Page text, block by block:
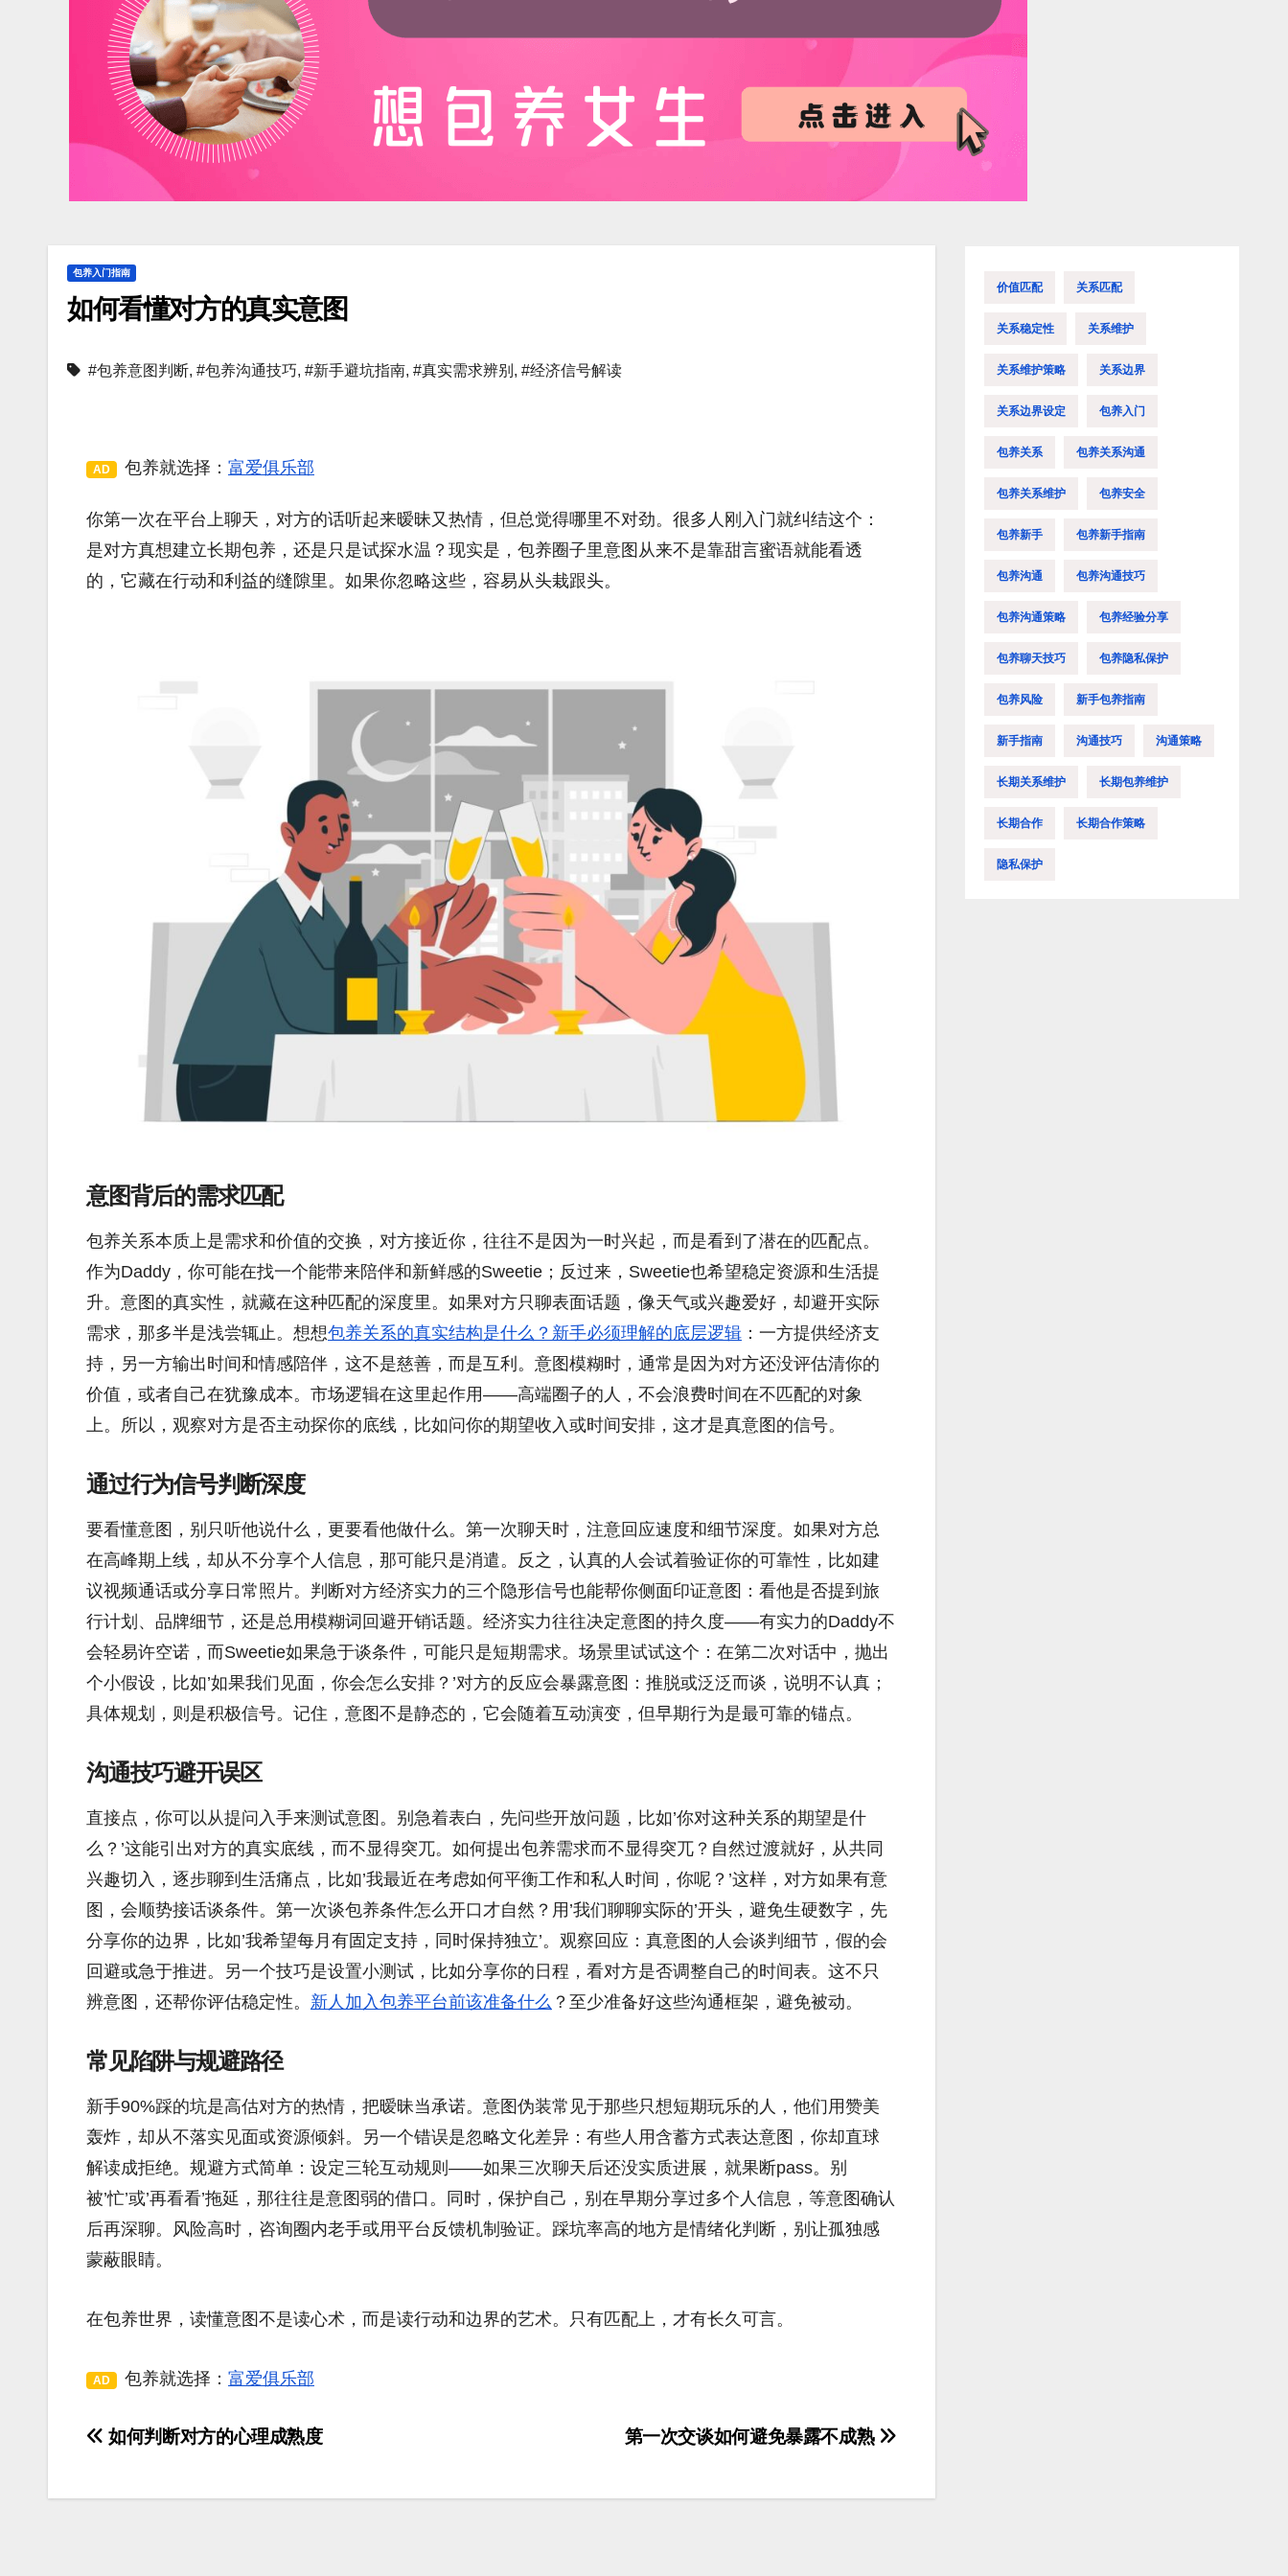
包养入门指南
如何看懂对方的真实意图
#包养意图判断, #包养沟通技巧, #新手避坑指南, #真实需求辨别 , #经济信号解读
AD 包养就选择： 富爱俱乐部
你第一次在平台上聊天，对方的话听起来暧昧又热情，但总觉得哪里不对劲。很多人刚入门就纠结这个：
是对方真想建立长期包养，还是只是试探水温？现实是，包养圈子里意图从来不是靠甜言蜜语就能看透
的，它藏在行动和利益的缝隙里。如果你忽略这些，容易从头栽跟头。
意图背后的需求匹配
包养关系本质上是需求和价值的交换，对方接近你，往往不是因为一时兴起，而是看到了潜在的匹配点。
作为Daddy，你可能在找一个能带来陪伴和新鲜感的Sweetie；反过来，Sweetie也希望稳定资源和生活提
升。意图的真实性，就藏在这种匹配的深度里。如果对方只聊表面话题，像天气或兴趣爱好，却避开实际
需求，那多半是浅尝辄止。想想包养关系的真实结构是什么？新手必须理解的底层逻辑 ：一方提供经济支
持，另一方输出时间和情感陪伴，这不是慈善，而是互利。意图模糊时，通常是因为对方还没评估清你的
价值，或者自己在犹豫成本。市场逻辑在这里起作用——高端圈子的人，不会浪费时间在不匹配的对象
上。所以，观察对方是否主动探你的底线，比如问你的期望收入或时间安排，这才是真意图的信号。
通过行为信号判断深度
要看懂意图，别只听他说什么，更要看他做什么。第一次聊天时，注意回应速度和细节深度。如果对方总
在高峰期上线，却从不分享个人信息，那可能只是消遣。反之，认真的人会试着验证你的可靠性，比如建
议视频通话或分享日常照片。判断对方经济实力的三个隐形信号也能帮你侧面印证意图：看他是否提到旅
行计划、品牌细节，还是总用模糊词回避开销话题。经济实力往往决定意图的持久度——有实力的Daddy不
会轻易许空诺，而Sweetie如果急于谈条件，可能只是短期需求。场景里试试这个：在第二次对话中，抛出
个小假设，比如’如果我们见面，你会怎么安排？’对方的反应会暴露意图：推脱或泛泛而谈，说明不认真；
具体规划，则是积极信号。记住，意图不是静态的，它会随着互动演变，但早期行为是最可靠的锚点。
沟通技巧避开误区
直接点，你可以从提问入手来测试意图。别急着表白，先问些开放问题，比如’你对这种关系的期望是什
么？’这能引出对方的真实底线，而不显得突兀。如何提出包养需求而不显得突兀？自然过渡就好，从共同
兴趣切入，逐步聊到生活痛点，比如’我最近在考虑如何平衡工作和私人时间，你呢？’这样，对方如果有意
图，会顺势接话谈条件。第一次谈包养条件怎么开口才自然？用’我们聊聊实际的’开头，避免生硬数字，先
分享你的边界，比如’我希望每月有固定支持，同时保持独立’。观察回应：真意图的人会谈判细节，假的会
回避或急于推进。另一个技巧是设置小测试，比如分享你的日程，看对方是否调整自己的时间表。这不只
辨意图，还帮你评估稳定性。 新人加入包养平台前该准备什么 ？至少准备好这些沟通框架，避免被动。
常见陷阱与规避路径
新手90%踩的坑是高估对方的热情，把暧昧当承诺。意图伪装常见于那些只想短期玩乐的人，他们用赞美
轰炸，却从不落实见面或资源倾斜。另一个错误是忽略文化差异：有些人用含蓄方式表达意图，你却直球
解读成拒绝。规避方式简单：设定三轮互动规则——如果三次聊天后还没实质进展，就果断pass。别
被’忙’或’再看看’拖延，那往往是意图弱的借口。同时，保护自己，别在早期分享过多个人信息，等意图确认
后再深聊。风险高时，咨询圈内老手或用平台反馈机制验证。踩坑率高的地方是情绪化判断，别让孤独感
蒙蔽眼睛。
在包养世界，读懂意图不是读心术，而是读行动和边界的艺术。只有匹配上，才有长久可言。
AD 包养就选择： 富爱俱乐部
第一次交谈如何避免暴露不成熟
如何判断对方的心理成熟度
价值匹配 关系匹配
关系稳定性 关系维护
关系维护策略 关系边界
关系边界设定 包养入门
包养关系 包养关系沟通
包养关系维护 包养安全
包养新手 包养新手指南
包养沟通 包养沟通技巧
包养沟通策略 包养经验分享
包养聊天技巧 包养隐私保护
包养风险 新手包养指南
新手指南 沟通技巧 沟通策略
长期关系维护 长期包养维护
长期合作 长期合作策略
隐私保护